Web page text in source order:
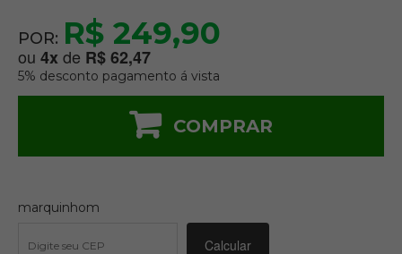
POR: R$ 249,90
ou 4xde R$ 62,47
5% desconto pagamento á vista
COMPRAR
marquinhom